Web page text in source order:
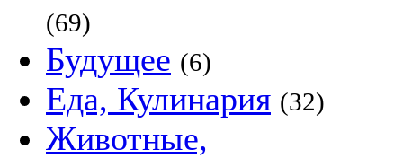
(69)
Будущее (6)
Еда, Кулинария (32)
Животные,